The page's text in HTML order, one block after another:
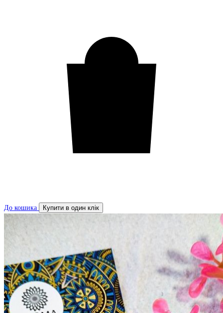
До кошика Купити в один клік